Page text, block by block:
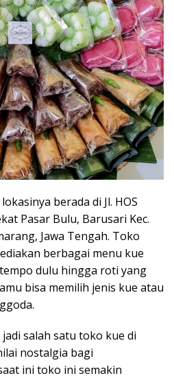
berada di Jl. HOS
Pasar Bulu, Barusari Kec.
Jawa Tengah. Toko
berbagai menu kue
dulu hingga roti yang
bisa memilih jenis kue atau
salah satu toko kue di
nostalgia bagi
ini toko ini semakin